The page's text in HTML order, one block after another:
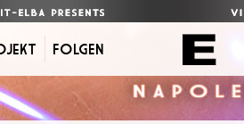
FOLGEN